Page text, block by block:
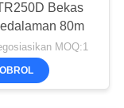
Bekas
80m
MOQ:1